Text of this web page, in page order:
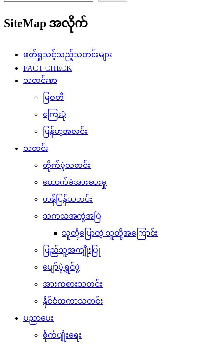
SiteMap အလိုက်
ဖတ်ရှုသင့်သည့်သတင်းများ
FACT CHECK
သတင်းစာ
မြဝတီ
ကြေးမုံ
မြန်မာ့အလင်း
သတင်း
တိုက်ပွဲသတင်း
ထောက်ခံအားပေးမှု
တန်ပြန်သတင်း
သကသအကွဲအပြဲ
သူတို့ပြောတဲ့ သူတို့အကြောင်း
ပြည်သူ့အကျိုးပြု
ပျော်ပွဲရွှင်ပွဲ
အားကစားသတင်း
နိုင်ငံတကာသတင်း
ပညာပေး
စိုက်ပျိုးရေး